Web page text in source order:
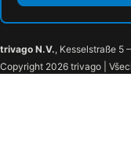
Hôtel Bristol
trivago N.V., Kesselstraße 5
Copyright 2026 trivago |